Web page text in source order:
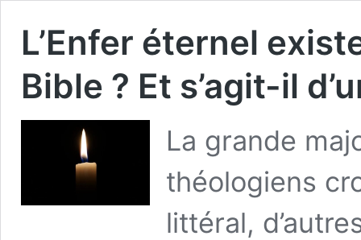
L’Enfer éternel
Bible ? Et s’agit-il
La grande
théologiens
littéral,